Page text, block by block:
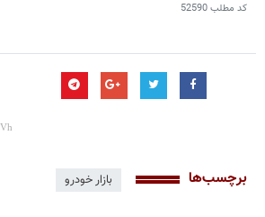
کد مطلب52590
برچسب‌ها بازار خودرو